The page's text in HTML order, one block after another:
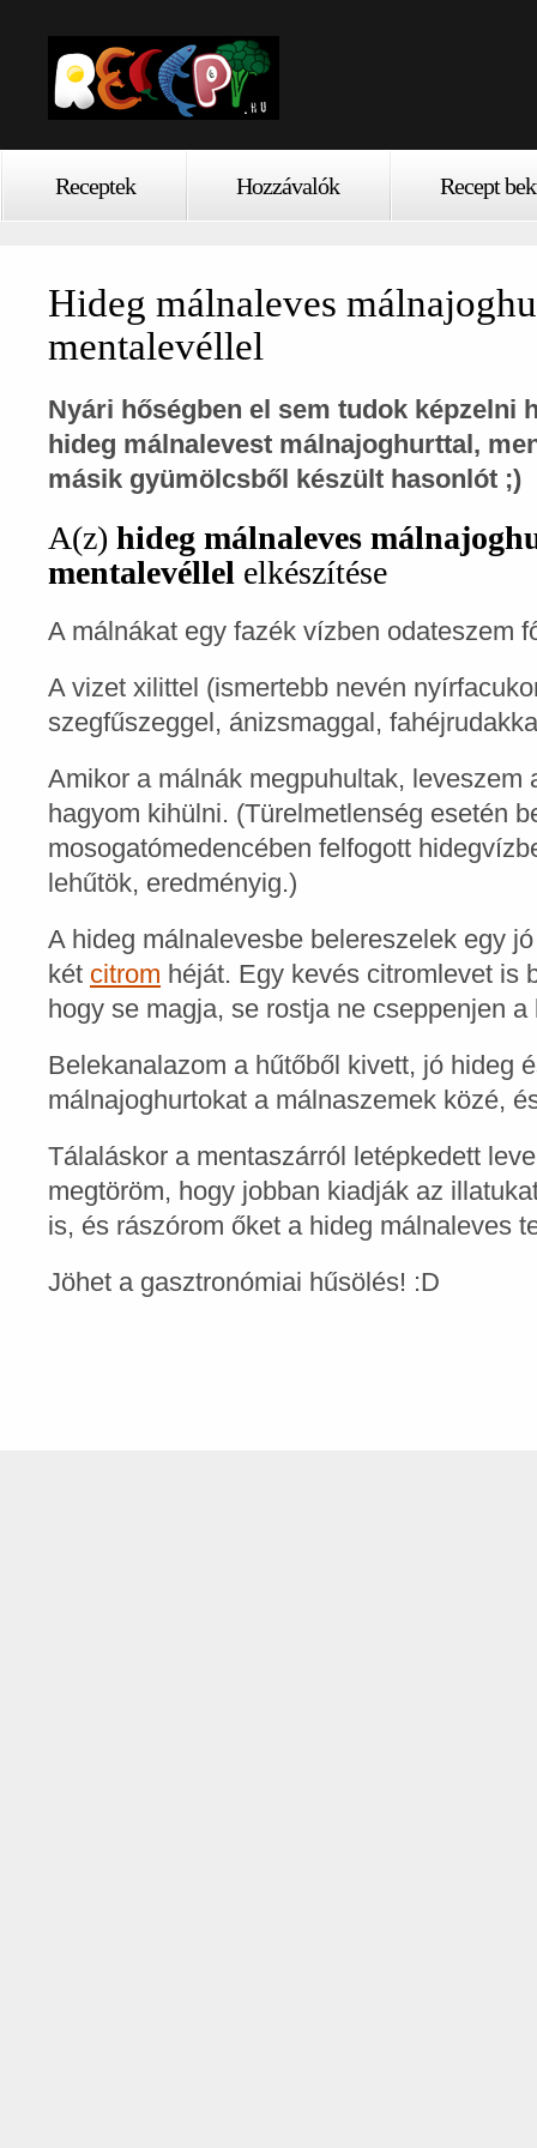
Receptek Hozzávalók Recept
Hideg málnaleves
mentalevéllel
Nyári hőségben el sem tudok képzelni
hideg málnalevest málnajoghurttal,
másik gyümölcsből készült hasonlót ;)
A(z) hideg málnaleves
mentalevéllel elkészítése
A málnákat egy fazék vízben odateszem
A vizet xilittel (ismertebb nevén
szegfűszeggel, ánizsmaggal,
Amikor a málnák megpuhultak, leveszem
hagyom kihülni. (Türelmetlenség esetén
mosogatómedencében felfogott
lehűtök, eredményig.)
A hideg málnalevesbe belereszelek egy
két citrom héját. Egy kevés citromlevet is
hogy se magja, se rostja ne cseppenjen a
Belekanalazom a hűtőből kivett, jó hideg
málnajoghurtokat a málnaszemek közé,
Tálaláskor a mentaszárról letépkedett
megtöröm, hogy jobban kiadják az
is, és rászórom őket a hideg málnaleves
Jöhet a gasztronómiai hűsölés! :D